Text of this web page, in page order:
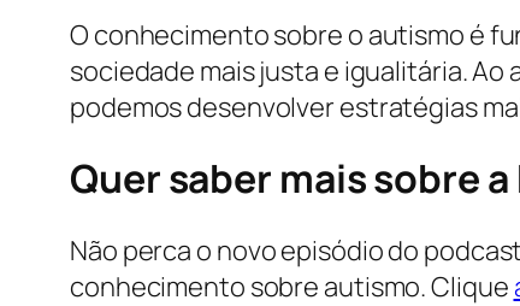
O conhecimento sobre o autismo é
sociedade mais justa e igualitária.
podemos desenvolver estratégias
Quer saber mais sobre
Não perca o novo episódio do podcast
conhecimento sobre autismo. Clique